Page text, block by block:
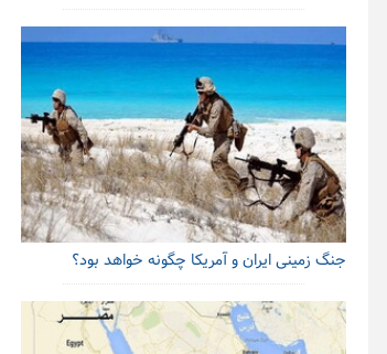
جنگ زمینی ایران و آمریکا چگونه خواهد بود؟